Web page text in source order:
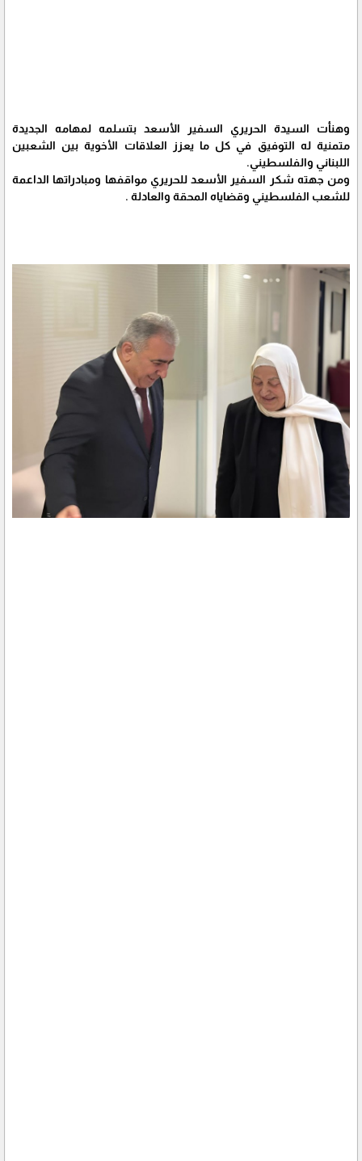
وهنأت السيدة الحريري السفير الأسعد بتسلمه لمهامه الجديدة
متمنية له التوفيق في كل ما يعزز العلاقات الأخوية بين الشعبين
اللبناني والفلسطيني.
ومن جهته شكر السفير الأسعد للحريري مواقفها ومبادراتها الداعمة
للشعب الفلسطيني وقضاياه المحقة والعادلة .